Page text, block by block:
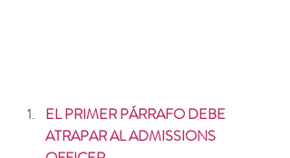
EL PRIMER PÁRRAFO DEBE
ATRAPAR AL ADMISSIONS